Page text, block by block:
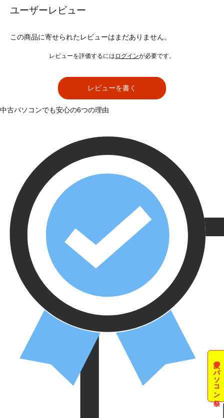
ユーザーレビュー
この商品に寄せられたレビューはまだありません。
レビューを評価するには ログインが必要です。
レビューを書く
夏のパソコン祭
中古パソコンでも安心の6つの理由